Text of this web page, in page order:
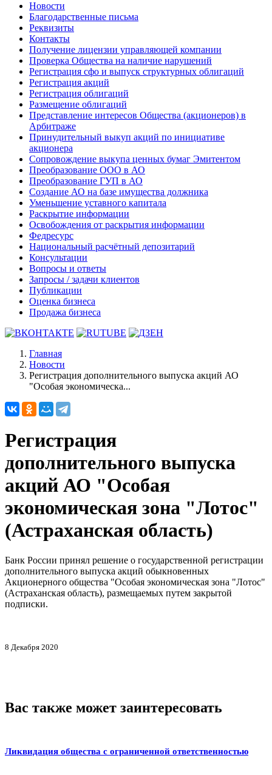
Новости
Благодарственные письма
Реквизиты
Контакты
Получение лицензии управляющей компании
Проверка Общества на наличие нарушений
Регистрация сфо и выпуск структурных облигаций
Регистрация акций
Регистрация облигаций
Размещение облигаций
Представление интересов Общества (акционеров) в
Арбитраже
Принудительный выкуп акций по инициативе
акционера
Сопровождение выкупа ценных бумаг Эмитентом
Преобразование ООО в АО
Преобразование ГУП в АО
Создание АО на базе имущества должника
Уменьшение уставного капитала
Раскрытие информации
Освобождения от раскрытия информации
Федресурс
Национальный расчётный депозитарий
Консультации
Вопросы и ответы
Запросы / задачи клиентов
Публикации
Оценка бизнеса
Продажа бизнеса
Главная
Новости
Регистрация дополнительного выпуска акций АО
"Особая экономическа...
Регистрация
дополнительного выпуска
акций АО "Особая
экономическая зона "Лотос"
(Астраханская область)
Банк России принял решение о государственной регистрации
дополнительного выпуска акций обыкновенных
Акционерного общества "Особая экономическая зона "Лотос"
(Астраханская область), размещаемых путем закрытой
подписки.
8 Декабря 2020
Вас также может заинтересовать
Ликвидация общества с ограниченной ответственностью